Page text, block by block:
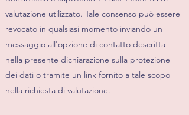
valutazione utilizzato. Tale consenso può essere
revocato in qualsiasi momento inviando un
messaggio all'opzione di contatto descritta
nella presente dichiarazione sulla protezione
dei dati o tramite un link fornito a tale scopo
nella richiesta di valutazione.